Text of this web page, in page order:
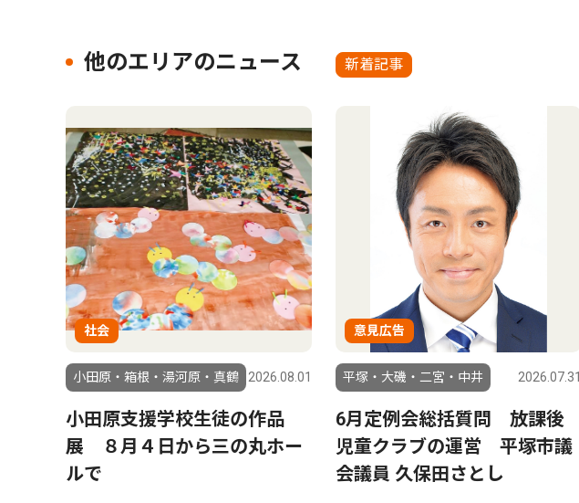
他のエリアのニュース 新着記事
社会
小田原・箱根・湯河原・真鶴 2026.08.01
小田原支援学校生徒の作品
展 ８月４日から三の丸ホー
ルで
意見広告
平塚・大磯・二宮・中井 2026.07.31
6月定例会総括質問 放課後
児童クラブの運営 平塚市議
会議員 久保田さとし